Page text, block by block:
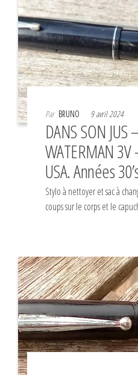
Par BRUNO 9 avril 2024
DANS SON JUS
WATERMAN
USA. Années
Stylo à nettoyer et sac à
coups sur le corps et le